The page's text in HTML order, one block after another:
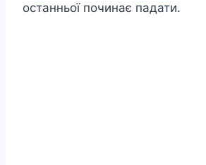
останньої починає падати.